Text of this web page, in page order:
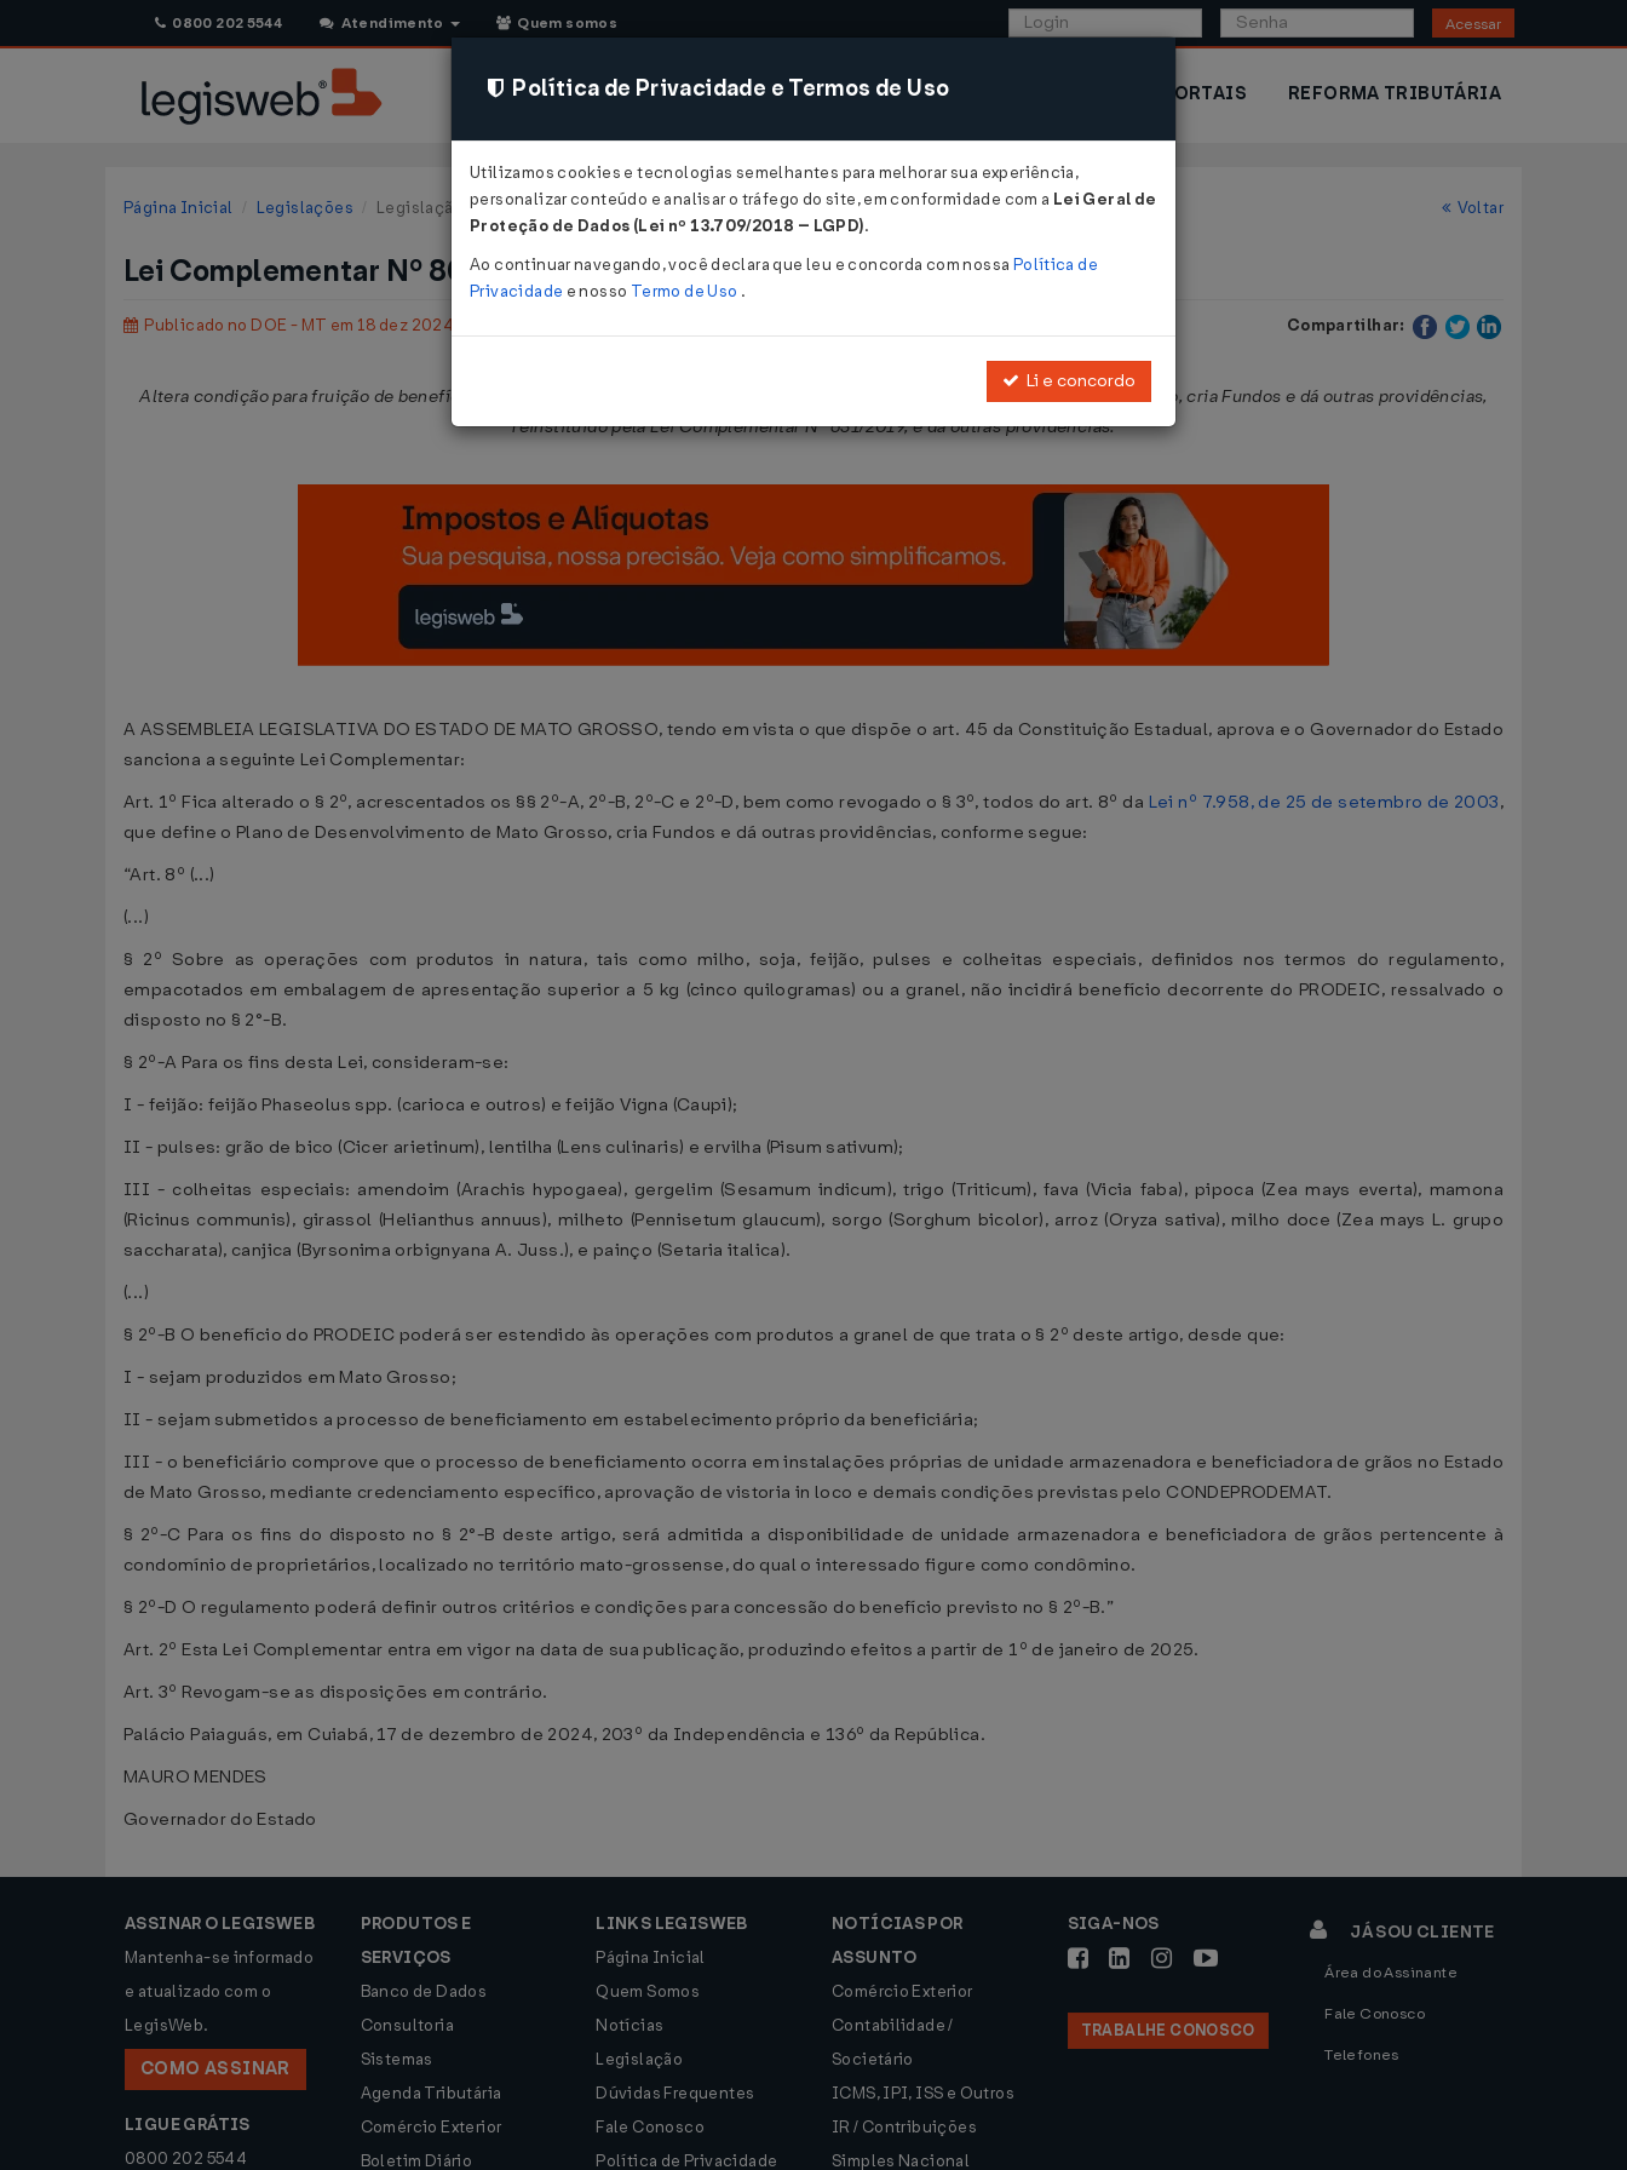
0800 202 5544 Atendimento Quem somos Acessar
CONSULTORIA SISTEMAS COMÉRCIO EXTERIOR PORTAIS REFORMA TRIBUTÁRIA
Página Inicial Legislações Legislação Estadual - Mato Grosso Voltar
Lei Complementar Nº 801 DE 17/12/2024
Publicado no DOE - MT em 18 dez 2024 Compartilhar:
Altera condição para fruição de benefício previsto na
, que define o Plano de Desenvolvimento de Mato Grosso, cria Fundos e dá outras providências,
reinstituído pela Lei Complementar Nº 631/2019, e dá outras providências.
A ASSEMBLEIA LEGISLATIVA DO ESTADO DE MATO GROSSO, tendo em vista o que dispõe o art. 45 da Constituição Estadual, aprova e o Governador do Estado
sanciona a seguinte Lei Complementar:
Art. 1º Fica alterado o § 2º, acrescentados os §§ 2º-A, 2º-B, 2º-C e 2º-D, bem como revogado o § 3º, todos do art. 8º da Lei nº 7.958, de 25 de setembro de 2003,
que define o Plano de Desenvolvimento de Mato Grosso, cria Fundos e dá outras providências, conforme segue:
“Art. 8º (...)
(...)
§ 2º Sobre as operações com produtos in natura, tais como milho, soja, feijão, pulses e colheitas especiais, definidos nos termos do regulamento,
empacotados em embalagem de apresentação superior a 5 kg (cinco quilogramas) ou a granel, não incidirá benefício decorrente do PRODEIC, ressalvado o
disposto no § 2°-B.
§ 2º-A Para os fins desta Lei, consideram-se:
I - feijão: feijão Phaseolus spp. (carioca e outros) e feijão Vigna (Caupi);
II - pulses: grão de bico (Cicer arietinum), lentilha (Lens culinaris) e ervilha (Pisum sativum);
III - colheitas especiais: amendoim (Arachis hypogaea), gergelim (Sesamum indicum), trigo (Triticum), fava (Vicia faba), pipoca (Zea mays everta), mamona
(Ricinus communis), girassol (Helianthus annuus), milheto (Pennisetum glaucum), sorgo (Sorghum bicolor), arroz (Oryza sativa), milho doce (Zea mays L. grupo
saccharata), canjica (Byrsonima orbignyana A. Juss.), e painço (Setaria italica).
(...)
§ 2º-B O benefício do PRODEIC poderá ser estendido às operações com produtos a granel de que trata o § 2º deste artigo, desde que:
I - sejam produzidos em Mato Grosso;
II - sejam submetidos a processo de beneficiamento em estabelecimento próprio da beneficiária;
III - o beneficiário comprove que o processo de beneficiamento ocorra em instalações próprias de unidade armazenadora e beneficiadora de grãos no Estado
de Mato Grosso, mediante credenciamento específico, aprovação de vistoria in loco e demais condições previstas pelo CONDEPRODEMAT.
§ 2º-C Para os fins do disposto no § 2°-B deste artigo, será admitida a disponibilidade de unidade armazenadora e beneficiadora de grãos pertencente à
condomínio de proprietários, localizado no território mato-grossense, do qual o interessado figure como condômino.
§ 2º-D O regulamento poderá definir outros critérios e condições para concessão do benefício previsto no § 2º-B.”
Art. 2º Esta Lei Complementar entra em vigor na data de sua publicação, produzindo efeitos a partir de 1º de janeiro de 2025.
Art. 3º Revogam-se as disposições em contrário.
Palácio Paiaguás, em Cuiabá, 17 de dezembro de 2024, 203º da Independência e 136º da República.
MAURO MENDES
Governador do Estado
ASSINAR O LEGISWEB
Mantenha-se informado
e atualizado com o
LegisWeb.
COMO ASSINAR
LIGUE GRÁTIS
0800 202 5544
PRODUTOS E
SERVIÇOS
Banco de Dados
Consultoria
Sistemas
Agenda Tributária
Comércio Exterior
Boletim Diário
LINKS LEGISWEB
Página Inicial
Quem Somos
Notícias
Legislação
Dúvidas Frequentes
Fale Conosco
Política de Privacidade
NOTÍCIAS POR
ASSUNTO
Comércio Exterior
Contabilidade /
Societário
ICMS, IPI, ISS e Outros
IR / Contribuições
Simples Nacional
SIGA-NOS
TRABALHE CONOSCO
JÁ SOU CLIENTE
Área do Assinante
Fale Conosco
Telefones
Política de Privacidade e Termos de Uso
Utilizamos cookies e tecnologias semelhantes para melhorar sua experiência,
personalizar conteúdo e analisar o tráfego do site, em conformidade com a Lei Geral de
Proteção de Dados (Lei nº 13.709/2018 – LGPD).
Ao continuar navegando, você declara que leu e concorda com nossa Política de
Privacidade e nosso Termo de Uso .
Li e concordo